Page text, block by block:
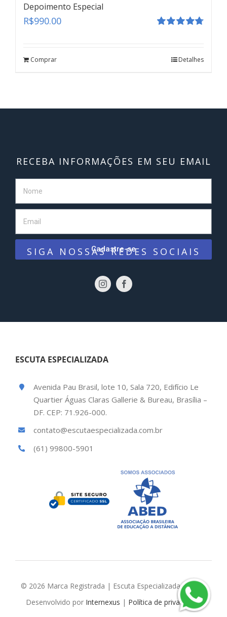
Depoimento Especial
R$990.00
Comprar Detalhes
RECEBA INFORMAÇÕES EM SEU EMAIL
Cadastre-se
SIGA NOSSAS REDES SOCIAIS
ESCUTA ESPECIALIZADA
Avenida Pau Brasil, lote 10, Sala 720, Edifício Le
Quartier Águas Claras Gallerie & Bureau, Brasília –
DF. CEP: 71.926-000.
contato@escutaespecializada.com.br
(61) 99800-5901
© 2026 Marca Registrada | Escuta Especializada Brasil |
Desenvolvido por Internexus | Política de privacidade